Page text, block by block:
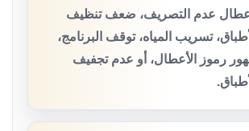
عدم التصريف، ضعف تنظيف
تسريب المياه، توقف البرنامج،
رموز الأعطال، أو عدم تجفيف